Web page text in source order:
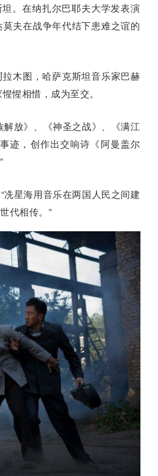
。在纳扎尔巴耶夫大学发表演
夫在战争年代结下患难之谊的
木图，哈萨克斯坦音乐家巴赫
惺相惜，成为至交。
放》、《神圣之战》、《满江
迹，创作出交响诗《阿曼盖尔
星海用音乐在两国人民之间建
代相传。”